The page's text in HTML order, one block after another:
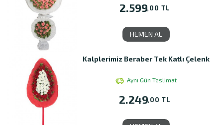
2.599,00 TL
HEMEN AL
Kalplerimiz Beraber Tek Katlı Çelenk
Aynı Gün Teslimat
2.249,00 TL